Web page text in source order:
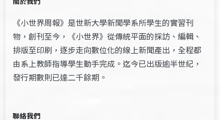
《小世界周報》是世新大學新聞學系所學生的實習刊
物，創刊至今，《小世界》從傳統平面的採訪、編輯、
排版至印刷，逐步走向數位化的線上新聞產出，全程都
由系上教師指導學生動手完成。迄今已出版逾半世紀，
發行期數則已達二千餘期。
聯絡我們